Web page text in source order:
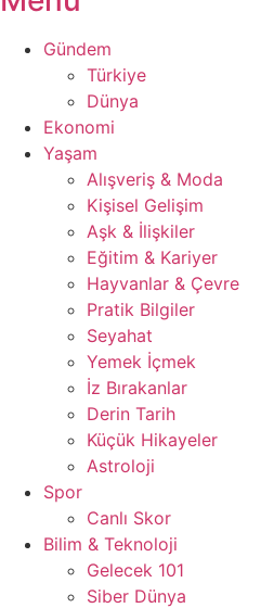
Gündem
Türkiye
Dünya
Ekonomi
Yaşam
Alışveriş & Moda
Kişisel Gelişim
Aşk & İlişkiler
Eğitim & Kariyer
Hayvanlar & Çevre
Pratik Bilgiler
Seyahat
Yemek İçmek
İz Bırakanlar
Derin Tarih
Küçük Hikayeler
Astroloji
Spor
Canlı Skor
Bilim & Teknoloji
Gelecek 101
Siber Dünya